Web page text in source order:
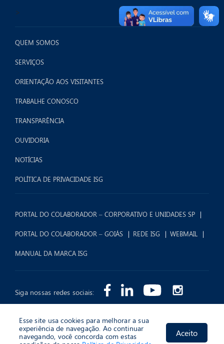
>
QUEM SOMOS
SERVIÇOS
ORIENTAÇÃO AOS VISITANTES
TRABALHE CONOSCO
TRANSPARÊNCIA
OUVIDORIA
NOTÍCIAS
POLÍTICA DE PRIVACIDADE ISG
PORTAL DO COLABORADOR – CORPORATIVO E UNIDADES SP
PORTAL DO COLABORADOR – GOIÁS REDE ISG WEBMAIL
MANUAL DA MARCA ISG
Siga nossas redes sociais:
Esse site usa cookies para melhorar a sua
experiência de navegação. Ao continuar
navegando, você concorda com estas
Aceito